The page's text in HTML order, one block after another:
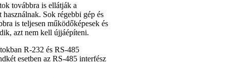
továbbra is ellátják a
Sok régebbi gép és
is teljesen működőképesek és
azt nem kell újjáépíteni.
R-232 és RS-485
esetben az RS-485 interfész